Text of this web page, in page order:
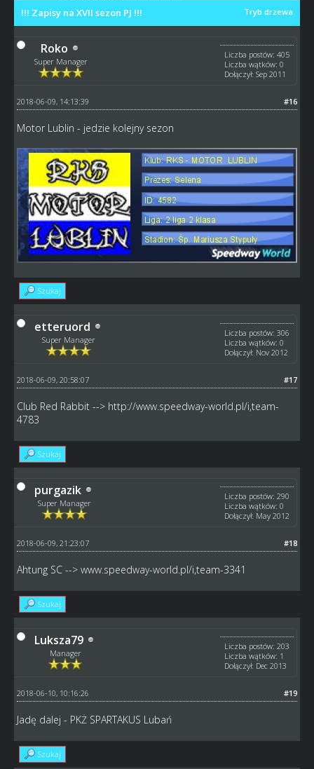
Tryb drzewa
!!! Zapisy na XVII sezon PJ !!!
Roko
Super Manager
Liczba postów: 405
Liczba wątków: 0
Dołączył: Sep 2011
#16
2018-06-09, 14:13:39
Motor Lublin - jedzie kolejny sezon
Szukaj
etteruord
Super Manager
Liczba postów: 306
Liczba wątków: 0
Dołączył: Nov 2012
#17
2018-06-09, 20:58:07
Club Red Rabbit --> http://www.speedway-world.pl/i,team-
4783
Szukaj
purgazik
Super Manager
Liczba postów: 290
Liczba wątków: 0
Dołączył: May 2012
#18
2018-06-09, 21:23:07
Ahtung SC --> www.speedway-world.pl/i,team-3341
Szukaj
Luksza79
Manager
Liczba postów: 203
Liczba wątków: 1
Dołączył: Dec 2013
#19
2018-06-10, 10:16:26
Jadę dalej - PKŻ SPARTAKUS Lubań
Szukaj